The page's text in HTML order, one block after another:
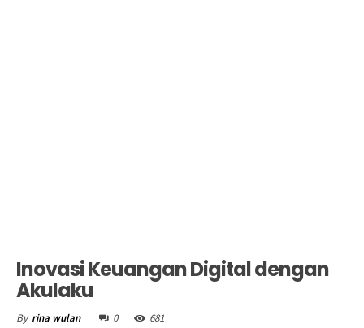
Inovasi Keuangan Digital dengan
Akulaku
By rina wulan 0 681